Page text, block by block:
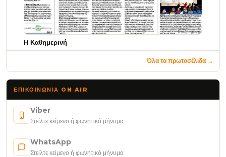
Η Καθημερινή
Όλα τα πρωτοσέλιδα →
ΕΠΙΚΟΙΝΩΝΊΑ ON AIR
Viber
Στείλτε κείμενο ή φωνητικό μήνυμα
WhatsApp
Στείλτε κείμενο ή φωνητικό μήνυμα